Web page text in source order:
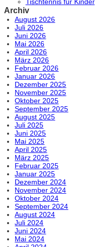
Tischtennis für Kinder
Archiv
August 2026
Juli 2026
Juni 2026
Mai 2026
April 2026
März 2026
Februar 2026
Januar 2026
Dezember 2025
November 2025
Oktober 2025
September 2025
August 2025
Juli 2025
Juni 2025
Mai 2025
April 2025
März 2025
Februar 2025
Januar 2025
Dezember 2024
November 2024
Oktober 2024
September 2024
August 2024
Juli 2024
Juni 2024
Mai 2024